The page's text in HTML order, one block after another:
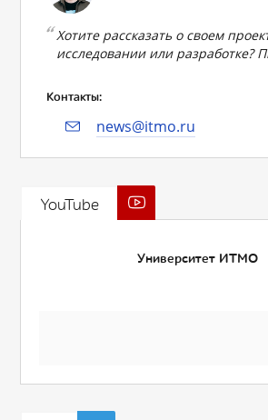
Хотите рассказать о своем
исследовании или разработке?
Контакты:
news@itmo.ru
YouTube
Университет ИТМО